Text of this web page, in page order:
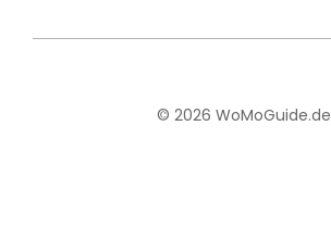
© 2026 WoMoGuide.de